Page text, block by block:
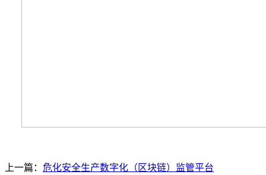
上一篇： 危化安全生产数字化（区块链）监管平台